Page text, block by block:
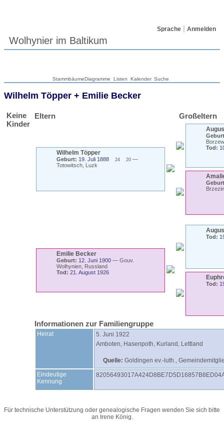
Sprache Anmelden
Wolhynier im Baltikum
StammbäumeDiagramme Listen Kalender Suche
Wilhelm Töpper + Emilie Becker
Keine
Kinder
Eltern Großeltern
Wilhelm Töpper
Geburt: 19. Juli 1888 24 20 —
Totowitsch, Luzk
Tod:
Emilie Becker
Geburt: 12. Juni 1900 — Gouv.
Wolhynien, Russland
Tod: 21. August 1926
Tod:
Tod:
Informationen zur Familiengruppe
Heirat
5. Juni 1922
Amboten, Hasenpoth, Kurland, Lettland
Quelle: Goldingen ev.-luth.,
Eindeutige
Kennung
Für technische Unterstützung oder genealogische Fragen wenden Sie sich bitte
an Irene König.